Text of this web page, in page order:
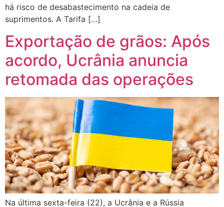
há risco de desabastecimento na cadeia de
suprimentos. A Tarifa […]
Exportação de grãos: Após
acordo, Ucrânia anuncia
retomada das operações
Na última sexta-feira (22), a Ucrânia e a Rússia